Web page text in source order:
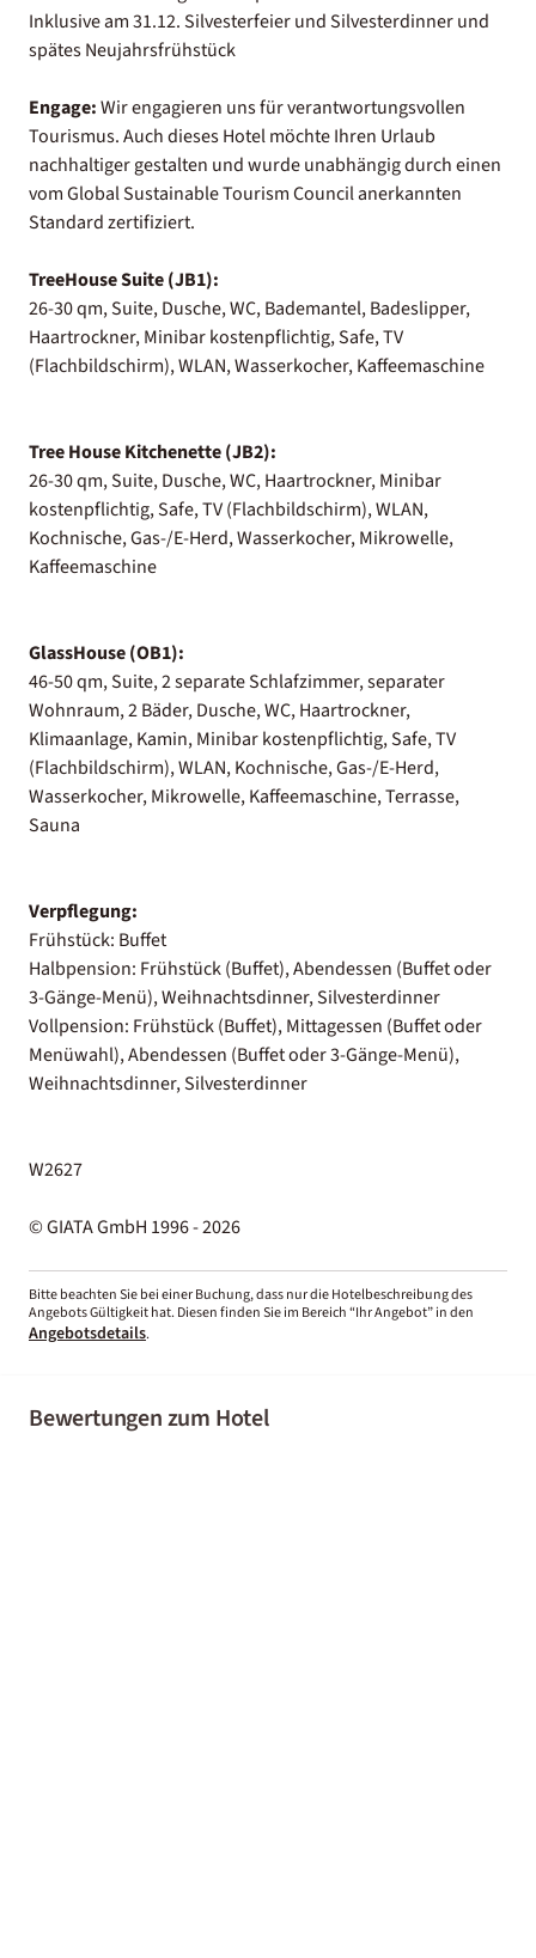
Inklusive am 31.12. Silvesterfeier und Silvesterdinner und
spätes Neujahrsfrühstück
Engage:Wir engagieren uns für verantwortungsvollen
Tourismus. Auch dieses Hotel möchte Ihren Urlaub
nachhaltiger gestalten und wurde unabhängig durch einen
vom Global Sustainable Tourism Council anerkannten
Standard zertifiziert.
TreeHouse Suite (JB1):
26-30 qm, Suite, Dusche, WC, Bademantel, Badeslipper,
Haartrockner, Minibar kostenpflichtig, Safe, TV
(Flachbildschirm), WLAN, Wasserkocher, Kaffeemaschine
Tree House Kitchenette (JB2):
26-30 qm, Suite, Dusche, WC, Haartrockner, Minibar
kostenpflichtig, Safe, TV (Flachbildschirm), WLAN,
Kochnische, Gas-/E-Herd, Wasserkocher, Mikrowelle,
Kaffeemaschine
GlassHouse (OB1):
46-50 qm, Suite, 2 separate Schlafzimmer, separater
Wohnraum, 2 Bäder, Dusche, WC, Haartrockner,
Klimaanlage, Kamin, Minibar kostenpflichtig, Safe, TV
(Flachbildschirm), WLAN, Kochnische, Gas-/E-Herd,
Wasserkocher, Mikrowelle, Kaffeemaschine, Terrasse,
Sauna
Verpflegung:
Frühstück: Buffet
Halbpension: Frühstück (Buffet), Abendessen (Buffet oder
3-Gänge-Menü), Weihnachtsdinner, Silvesterdinner
Vollpension: Frühstück (Buffet), Mittagessen (Buffet oder
Menüwahl), Abendessen (Buffet oder 3-Gänge-Menü),
Weihnachtsdinner, Silvesterdinner
W2627
© GIATA GmbH 1996 - 2026
Bitte beachten Sie bei einer Buchung, dass nur die Hotelbeschreibung des
Angebots Gültigkeit hat. Diesen finden Sie im Bereich “Ihr Angebot” in den
Angebotsdetails.
Bewertungen zum Hotel